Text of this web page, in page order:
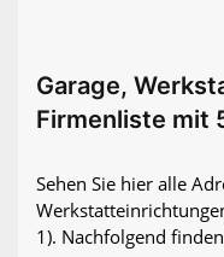
Garage,
Firmenliste mit
Sehen Sie hier alle
1). Nachfolgend